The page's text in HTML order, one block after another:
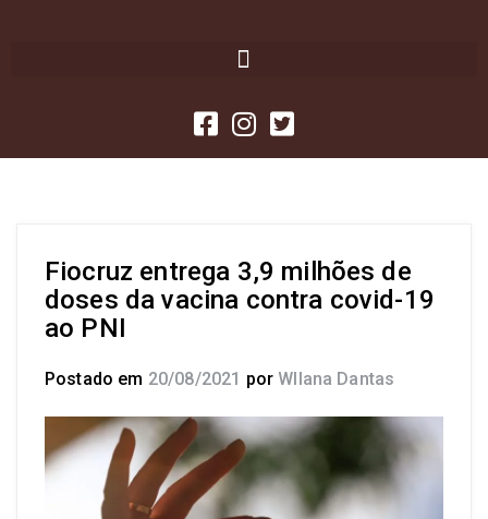
Fiocruz entrega 3,9 milhões de
doses da vacina contra covid-19
ao PNI
Postado em 20/08/2021 por Wllana Dantas